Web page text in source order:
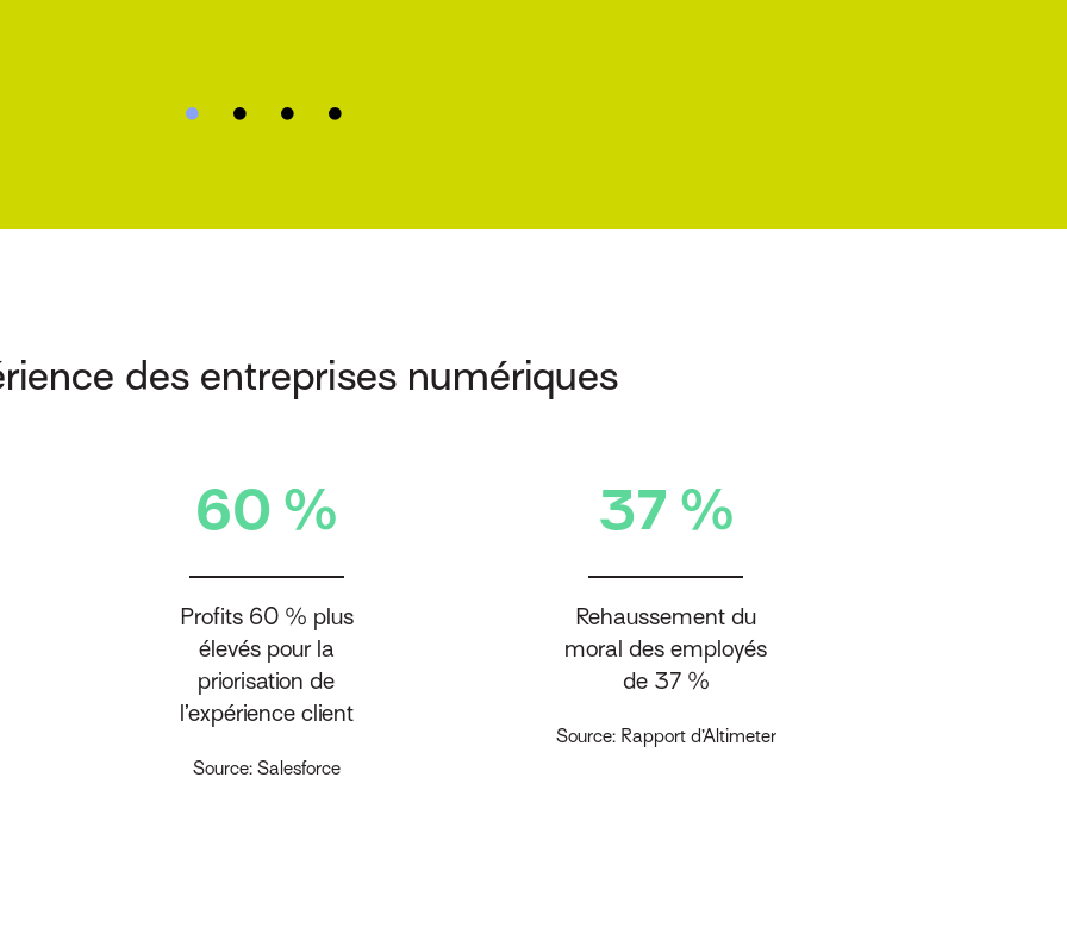
des entreprises numériques
60 %
Profits 60 % plus
élevés pour la
priorisation de
l’expérience client
Source: Salesforce
37 %
Rehaussement du
moral des employés
de 37 %
Source: Rapport d’Altimeter